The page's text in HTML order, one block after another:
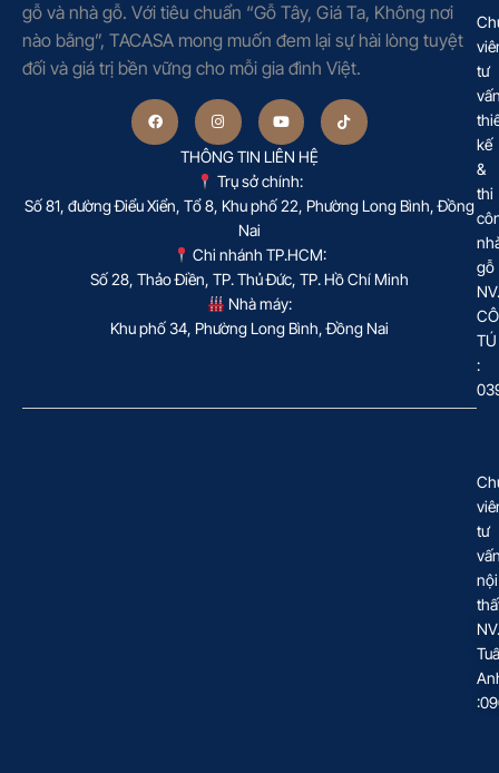
gỗ và nhà gỗ. Với tiêu chuẩn “Gỗ Tây, Giá Ta, Không nơi
nào bằng”, TACASA mong muốn đem lại sự hài lòng tuyệt
đối và giá trị bền vững cho mỗi gia đình Việt.
THÔNG TIN LIÊN HỆ
Trụ sở chính:
Số 81, đường Điểu Xiển, Tổ 8, Khu phố 22, Phường Long Bình, Đồng
Nai
Chi nhánh TP.HCM:
Số 28, Thảo Điền, TP. Thủ Đức, TP. Hồ Chí Minh
Nhà máy:
Khu phố 34, Phường Long Bình, Đồng Nai
tư
kế
&
thi
gỗ
NV.
TÚ
:
tư
nội
NV.